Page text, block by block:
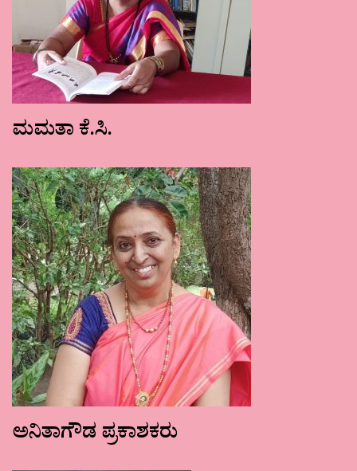
ಮಮತಾ ಕೆ.ಸಿ.
ಅನಿತಾಗೌಡ ಪ್ರಕಾಶಕರು